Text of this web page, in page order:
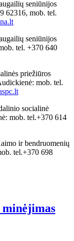
seniūnijos
62316, mob. tel.
seniūnijos
tel. +370 640
priežiūros
mob. tel.
socialinė
mob. tel.+370 614
ir bendruomenių
tel.+370 698